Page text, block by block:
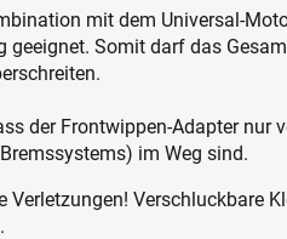
mit dem Universal-
Somit darf das
der Frontwippen-Adapter nur
im Weg sind.
Verschluckbare